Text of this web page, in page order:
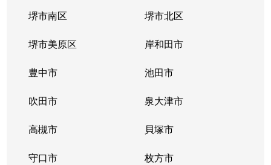
堺市南区 堺市北区
堺市美原区 岸和田市
豊中市 池田市
吹田市 泉大津市
高槻市 貝塚市
守口市 枚方市